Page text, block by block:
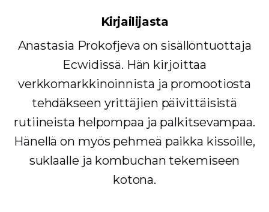
Kirjailijasta
Anastasia Prokofjeva on sisällöntuottaja
Ecwidissä. Hän kirjoittaa
verkkomarkkinoinnista ja promootiosta
tehdäkseen yrittäjien päivittäisistä
rutiineista helpompaa ja palkitsevampaa.
Hänellä on myös pehmeä paikka kissoille,
suklaalle ja kombuchan tekemiseen
kotona.